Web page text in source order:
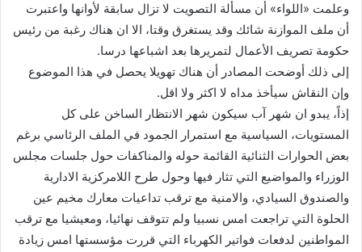
وعلمت «اللواء» أن مسألة التصويت لا تزال سابقة لأوانها واعتبرت
أن ملف الموازنة شائك وقد يستغرق وقتا، الا ان هناك رغبة من رئيس
حكومة تصريف الأعمال لتمريرها بعد اشباعها درسا.
إلى ذلك أوضحت المصادر أن هناك تهويلا يحصل في هذا الموضوع
وإن النقاش سيأخذ مداه لا اكثر ولا اقل.
إذاً، يبدو ان شهر آب سيكون شهر الانتظار الساخن على كل
المستويات، السياسية مع استمرار الجمود في الملف الرئاسي برغم
بعض الحوارات الثنائية القائمة حوله والمناكفات حول جلسات مجلس
الوزراء والمواضيع التي تثار فيها وحول طرح اللامركزية الادارية
والصندوق السيادي، والامنية مع ترقب تداعيات معارك مخيم عين
الحلوة التي تراجعت امس نسبيا ولم تتوقف نهائيا، ومعيشيا مع ترقب
المواطنين لدفعات فواتير الكهرباء التي قررت مؤسستها امس زيادة